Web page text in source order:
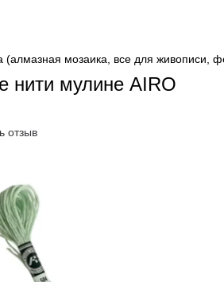
(алмазная мозаика, все для живописи,
нити мулине AIRO
отзыв